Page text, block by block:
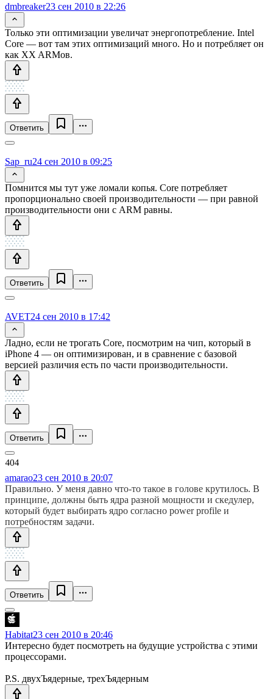
dmbreaker23 сен 2010 в 22:26
Только эти оптимизации увеличат энергопотребление. Intel
Core — вот там этих оптимизаций много. Но и потребляет он
как XX ARMов.
Ответить
Sap_ru24 сен 2010 в 09:25
Помнится мы тут уже ломали копья. Core потребляет
пропорционально своей производительности — при равной
производительности они с ARM равны.
Ответить
AVET24 сен 2010 в 17:42
Ладно, если не трогать Core, посмотрим на чип, который в
iPhone 4 — он оптимизирован, и в сравнение с базовой
версией различия есть по части производительности.
Ответить
amarao23 сен 2010 в 20:07
Правильно. У меня давно что-то такое в голове крутилось. В
принципе, должны быть ядра разной мощности и скедулер,
который будет выбирать ядро согласно power profile и
потребностям задачи.
Ответить
Habitat23 сен 2010 в 20:46
Интересно будет посмотреть на будущие устройства с этими
процессорами.
P.S. двухЪядерные, трехЪядерным